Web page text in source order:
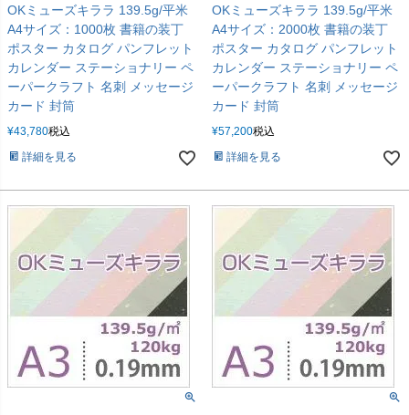
OKミューズキララ 139.5g/平米
A4サイズ：1000枚 書籍の装丁
ポスター カタログ パンフレット
カレンダー ステーショナリー ペ
ーパークラフト 名刺 メッセージ
カード 封筒
¥43,780税込
詳細を見る
OKミューズキララ 139.5g/平米
A4サイズ：2000枚 書籍の装丁
ポスター カタログ パンフレット
カレンダー ステーショナリー ペ
ーパークラフト 名刺 メッセージ
カード 封筒
¥57,200税込
詳細を見る